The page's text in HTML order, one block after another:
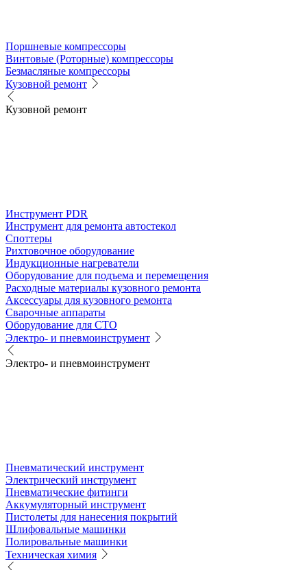
Поршневые компрессоры
Винтовые (Роторные) компрессоры
Безмасляные компрессоры
Кузовной ремонт
Кузовной ремонт
Инструмент PDR
Инструмент для ремонта автостекол
Споттеры
Рихтовочное оборудование
Индукционные нагреватели
Оборудование для подъема и перемещения
Расходные материалы кузовного ремонта
Аксессуары для кузовного ремонта
Сварочные аппараты
Оборудование для СТО
Электро- и пневмоинструмент
Электро- и пневмоинструмент
Пневматический инструмент
Электрический инструмент
Пневматические фитинги
Аккумуляторный инструмент
Пистолеты для нанесения покрытий
Шлифовальные машинки
Полировальные машинки
Техническая химия